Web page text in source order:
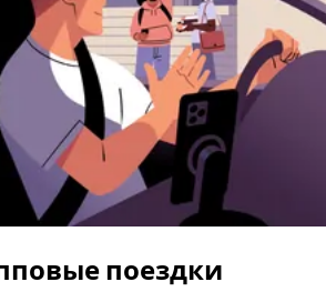
поездки